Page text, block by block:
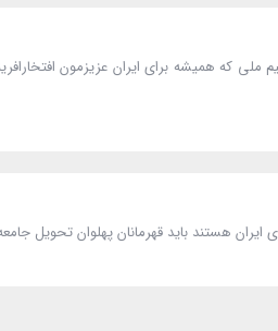
ملی که همیشه برای ایران عزیزمون
ایران هستند باید قهرمانان پهلوان تحویل